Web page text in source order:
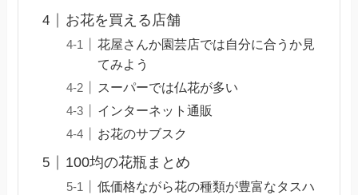
お花を買える店舗
花屋さんか園芸店では自分に合うか見
てみよう
スーパーでは仏花が多い
インターネット通販
お花のサブスク
100均の花瓶まとめ
低価格ながら花の種類が豊富なタスハ